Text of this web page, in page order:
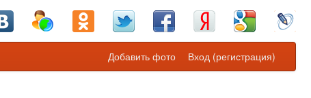
Добавить фото Вход (регистрация)